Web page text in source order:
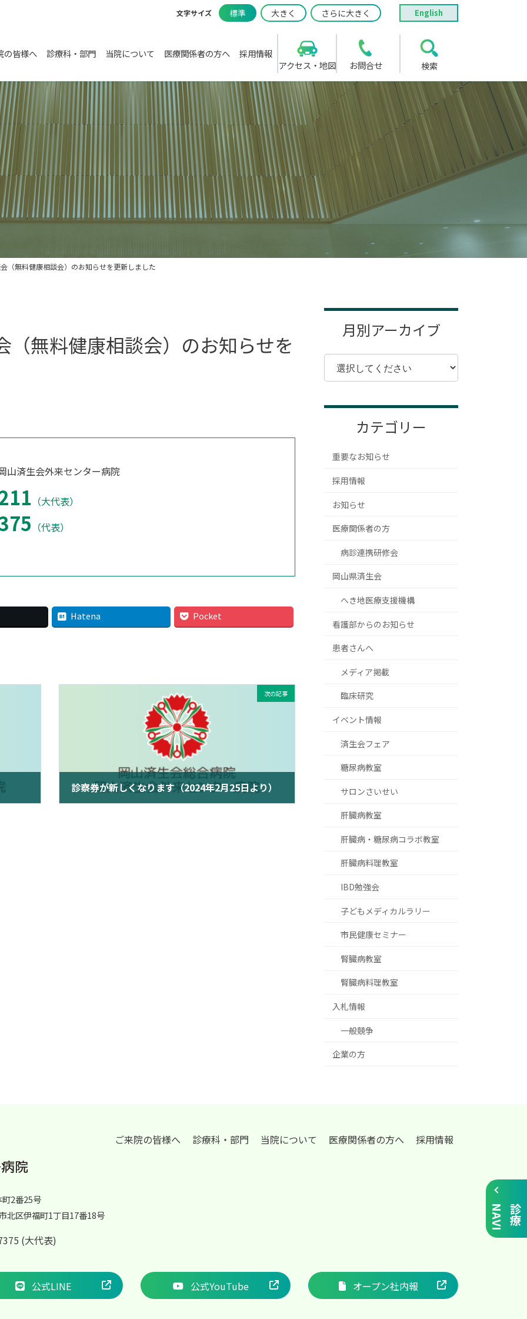
文字サイズ 標準 大きく さらに大きく English
検索
の皆様へ 診療科・部門 当院について 医療関係者の方へ
採用情報
アクセス・地図
お問合せ
診
療
N
A
V
I
（無料健康相談会）のお知らせを更新しました
（無料健康相談会）のお知らせを
山済生会外来センター病院
（大代表）
（代表）
Hatena Pocket
次の記事
診察券が新しくなります（2024年2月25日より）
月別アーカイブ
カテゴリー
重要なお知らせ
採用情報
お知らせ
医療関係者の方
病診連携研修会
岡山県済生会
へき地医療支援機構
看護部からのお知らせ
患者さんへ
メディア掲載
臨床研究
イベント情報
済生会フェア
糖尿病教室
サロンさいせい
肝臓病教室
肝臓病・糖尿病コラボ教室
肝臓病料理教室
IBD勉強会
子どもメディカルラリー
市民健康セミナー
腎臓病教室
腎臓病料理教室
入札情報
一般競争
企業の方
2番25号
北区伊福町1丁目17番18号
(大代表)
ご来院の皆様へ 診療科・部門 当院について 医療関係者の方へ 採用情報
公式LINE 公式YouTube オープン社内報